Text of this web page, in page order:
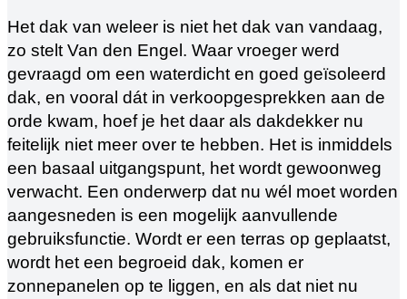
Het dak van weleer is niet het dak van vandaag,
zo stelt Van den Engel. Waar vroeger werd
gevraagd om een waterdicht en goed geïsoleerd
dak, en vooral dát in verkoopgesprekken aan de
orde kwam, hoef je het daar als dakdekker nu
feitelijk niet meer over te hebben. Het is inmiddels
een basaal uitgangspunt, het wordt gewoonweg
verwacht. Een onderwerp dat nu wél moet worden
aangesneden is een mogelijk aanvullende
gebruiksfunctie. Wordt er een terras op geplaatst,
wordt het een begroeid dak, komen er
zonnepanelen op te liggen, en als dat niet nu